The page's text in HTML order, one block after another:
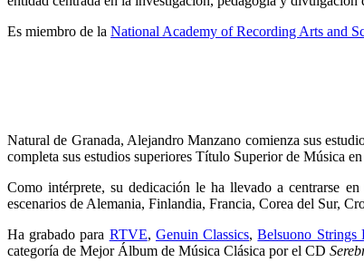
Es miembro de la National Academy of Recording Arts and
Natural de Granada, Alejandro Manzano comienza sus
completa sus estudios superiores Título Superior de Música
Como intérprete, su dedicación le ha llevado a centrarse
escenarios de Alemania, Finlandia, Francia, Corea del Sur,
Ha grabado para RTVE, Genuin Classics,Belsuono Strings
categoría de Mejor Álbum de Música Clásica por el CD